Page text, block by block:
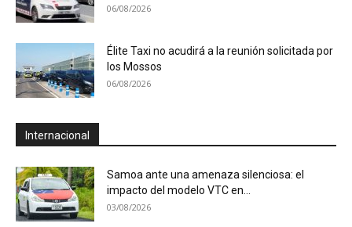
06/08/2026
Élite Taxi no acudirá a la reunión solicitada por
los Mossos
06/08/2026
Internacional
Samoa ante una amenaza silenciosa: el
impacto del modelo VTC en...
03/08/2026